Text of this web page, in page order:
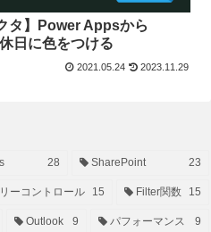
タ】Power Appsから
日に色をつける
2021.05.24 2023.11.29
28 SharePoint 23
ーコントロール 15 Filter関数 15
Outlook 9 パフォーマンス 9